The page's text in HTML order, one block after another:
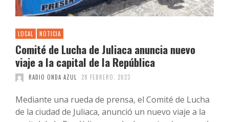
LOCAL NOTICIA
Comité de Lucha de Juliaca anuncia nuevo
viaje a la capital de la República
RADIO ONDA AZUL 28 FEBRERO, 2023
Mediante una rueda de prensa, el Comité de Lucha
de la ciudad de Juliaca, anunció un nuevo viaje a la